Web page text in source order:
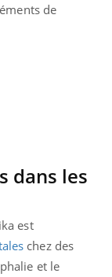
de
dans les
est
chez des
et le